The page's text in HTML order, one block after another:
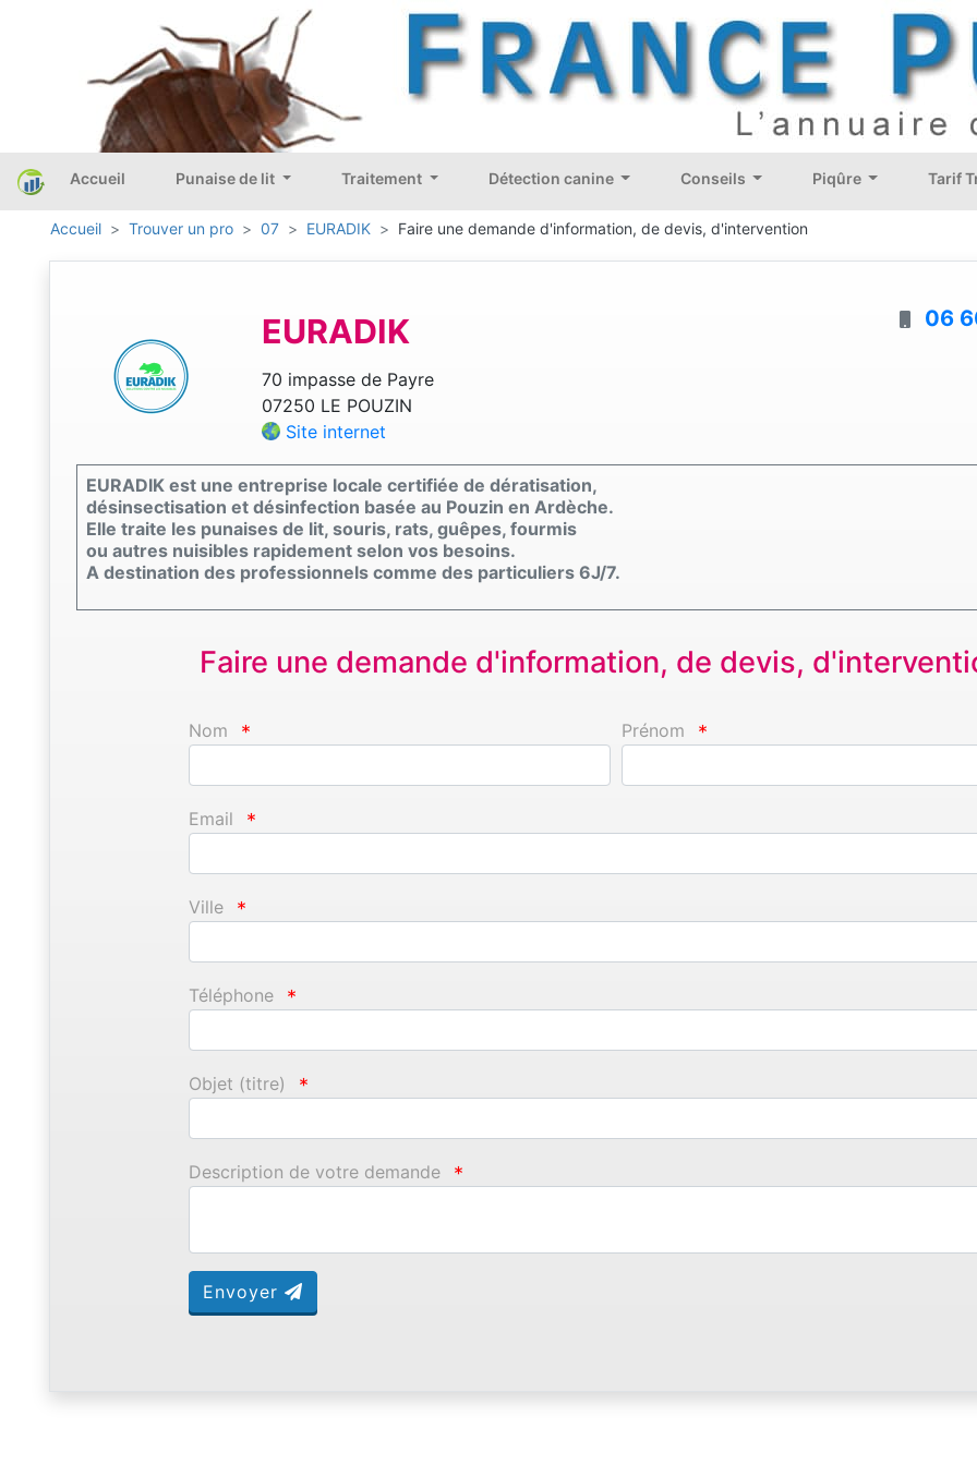
Accueil Punaise de lit Traitement Détection canine Conseils Piqûre Tarif
Accueil Trouver un pro 07 EURADIK Faire une demande d'information, de devis, d'intervention
EURADIK
70 impasse de Payre
07250 LE POUZIN
Site internet
06
EURADIK est une entreprise locale certifiée de dératisation,
désinsectisation et désinfection basée au Pouzin en Ardèche.
Elle traite les punaises de lit, souris, rats, guêpes, fourmis
ou autres nuisibles rapidement selon vos besoins.
A destination des professionnels comme des particuliers 6J/7.
Faire une demande d'information, de devis,
Nom * Prénom *
Email *
Ville *
Téléphone *
Objet (titre) *
Description de votre demande *
Envoyer